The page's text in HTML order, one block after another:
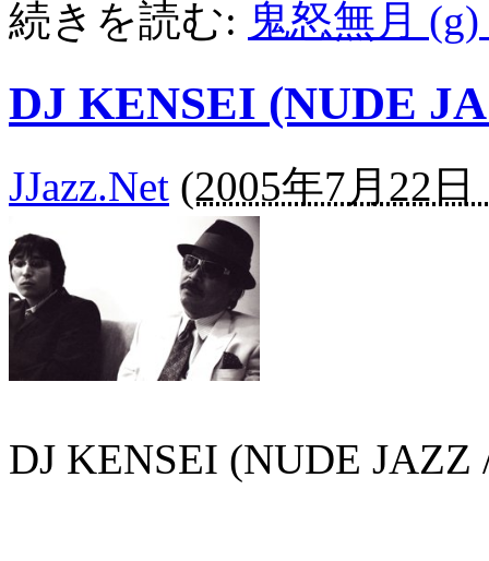
続きを読む: 鬼怒無月
DJ KENSEI (NUDE
JJazz.Net (2005年7月22日
DJ KENSEI (NUDE